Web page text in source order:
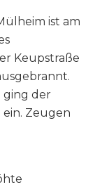
ist am
Keupstraße
ging der
ein. Zeugen